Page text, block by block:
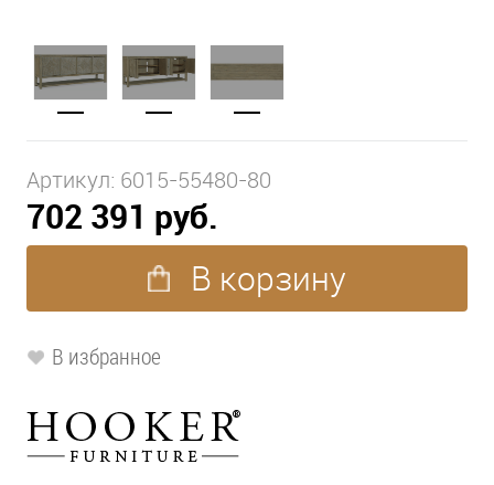
Артикул: 6015-55480-80
702 391 руб.
В корзину
В избранное